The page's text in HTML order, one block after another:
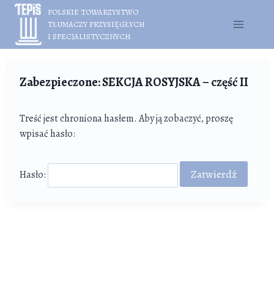
Przejdź
treści
POLSKIE TOWARZYSTWO
TŁUMACZY PRZYSIĘGŁYCH
I SPECJALISTYCZNYCH
Zabezpieczone: SEKCJA ROSYJSKA – część II
Treść jest chroniona hasłem. Aby ją zobaczyć, proszę
wpisać hasło:
Hasło: